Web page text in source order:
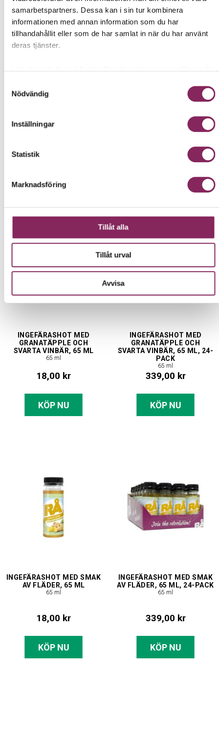
samarbetspartners. Dessa kan i sin tur kombinera
informationen med annan information som du har
tillhandahållit eller som de har samlat in när du har använt
deras tjänster.
Nödvändig
Inställningar
Statistik
Marknadsföring
Tillåt alla
Tillåt urval
Avvisa
INGEFÄRA MED SMAK AV
JORDGUBB - SHOT, 65 ML
INGEFÄRA MED SMAK AV
JORDGUBB - SHOT, 65 ML,
INGEFÄRASHOT MED
GRANATÄPPLE OCH
SVARTA VINBÄR, 65 ML
65 ml
18,00 kr
KÖP NU
INGEFÄRASHOT MED
GRANATÄPPLE OCH
SVARTA VINBÄR, 65 ML, 24-
PACK
65 ml
339,00 kr
KÖP NU
INGEFÄRASHOT MED SMAK
AV FLÄDER, 65 ML
65 ml
18,00 kr
KÖP NU
INGEFÄRASHOT MED SMAK
AV FLÄDER, 65 ML, 24-PACK
65 ml
339,00 kr
KÖP NU